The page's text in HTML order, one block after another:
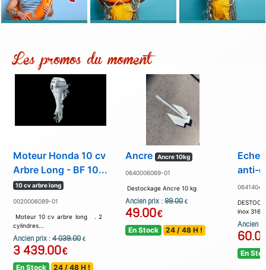
Les promos du moment
Moteur Honda 10 cv
Arbre Long - BF 10...
10 cv arbre long
0020006089-01
Moteur 10 cv arbre long . 2
cylindres...
Ancien prix : 4 039.00 €
3 439.00€
En Stock 24 / 48 H !
Ancre Ancre 10kg
0640006069-01
Destockage Ancre 10 kg
Ancien prix : 99.00 €
49.00€
En Stock 24 / 48 H !
anti-
inox 316
Ancien
En